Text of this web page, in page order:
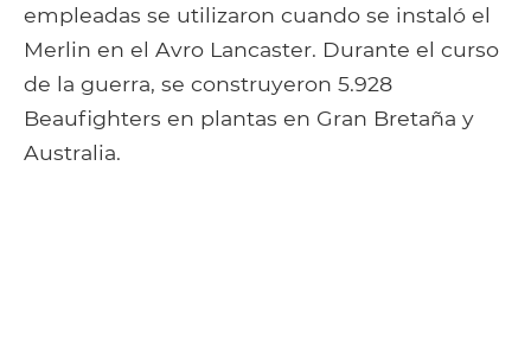
empleadas se utilizaron cuando se instaló el
Merlin en el Avro Lancaster. Durante el curso
de la guerra, se construyeron 5.928
Beaufighters en plantas en Gran Bretaña y
Australia.